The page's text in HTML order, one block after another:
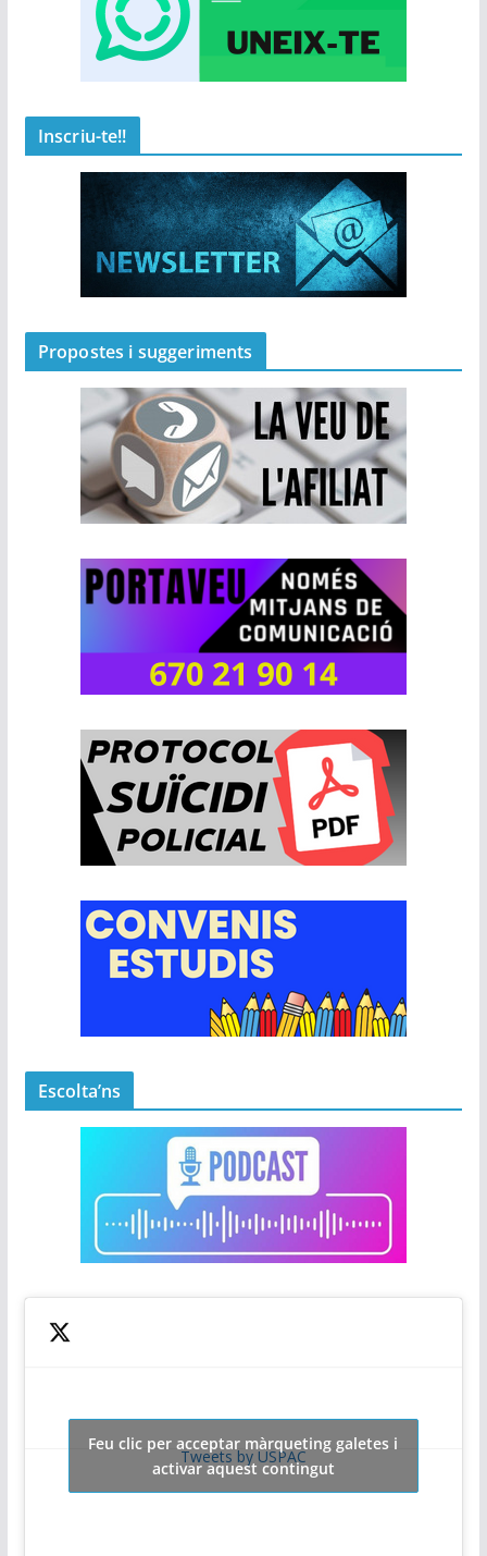
Inscriu-te!!
Propostes i suggeriments
Escolta’ns
Tweets by USPAC
Feu clic per acceptar màrqueting galetes i
activar aquest contingut